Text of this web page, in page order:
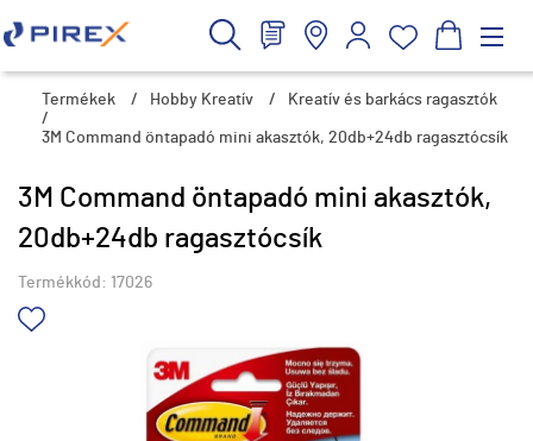
Termékek / Hobby Kreatív /
Kreatív és barkács ragasztók
/
3M Command öntapadó mini akasztók, 20db+24db ragasztócsík
3M Command öntapadó mini akasztók,
20db+24db ragasztócsík
Termékkód: 17026